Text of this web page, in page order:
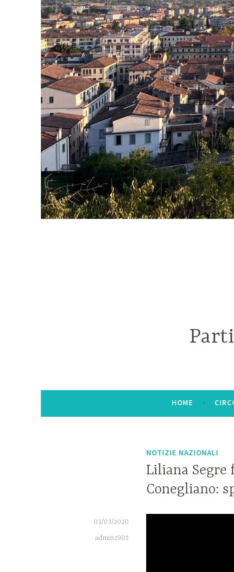
HOME
NOTIZIE NAZIONALI
Liliana
Conegliano:
03/03/2020
admin2905